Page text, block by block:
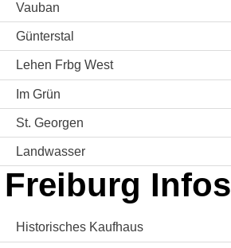
Vauban
Günterstal
Lehen Frbg West
Im Grün
St. Georgen
Landwasser
Freiburg Infos
Historisches Kaufhaus